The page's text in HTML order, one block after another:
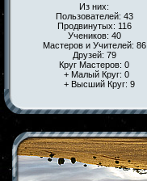
Из них:
Пользователей: 43
Продвинутых: 116
Учеников: 40
Мастеров и Учителей: 86
Друзей: 79
Круг Мастеров: 0
+ Малый Круг: 0
+ Высший Круг: 9